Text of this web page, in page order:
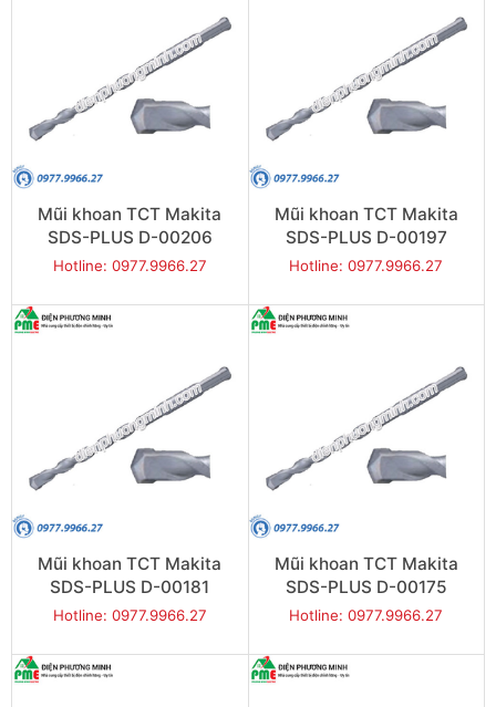
Mũi khoan TCT Makita
SDS-PLUS D-00206
(10x310mm)
Hotline: 0977.9966.27
Mũi khoan TCT Makita
SDS-PLUS D-00197
(10x260mm)
Hotline: 0977.9966.27
Mũi khoan TCT Makita
SDS-PLUS D-00181
(10x210mm)
Hotline: 0977.9966.27
Mũi khoan TCT Makita
SDS-PLUS D-00175
(10x160mm)
Hotline: 0977.9966.27